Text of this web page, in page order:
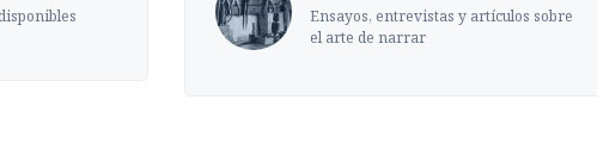
Ensayos, entrevistas y artículos sobre
el arte de narrar